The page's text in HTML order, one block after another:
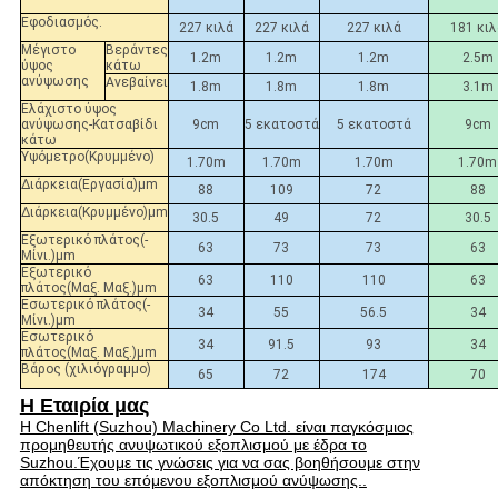
Εφοδιασμός. 227 κιλά 227 κιλά 227 κιλά
181
Μέγιστο
ύψος
ανύψωσης
Βεράντες
κάτω
1.2m 1.2m 1.2m
2.5m
Ανεβαίνει
1.8m 1.8m 1.8m
3.1m
Ελάχιστο ύψος
ανύψωσης-Κατσαβίδι
κάτω
9cm 5 εκατοστά 5 εκατοστά 9cm
Υψόμετρο( Κρυμμένο) 1.70m 1.70m 1.70m
1.70m
Διάρκεια( Εργασία)μm 88 109 72
88
Διάρκεια( Κρυμμένο)μm 30.5 49 72
30.5
Εξωτερικό πλάτος(-
Μίνι.)μm 63 73 73
63
Εξωτερικό
πλάτος( Μαξ. Μαξ.)μm 63 110 110
63
Εσωτερικό πλάτος(-
Μίνι.)μm 34 55 56.5
34
Εσωτερικό
πλάτος( Μαξ. Μαξ.)μm 34 91.5 93
34
Βάρος (χιλιόγραμμο) 65 72 174 70
Η Εταιρία μας
Η Chenlift (Suzhou) Machinery Co Ltd. είναι παγκόσμιος
προμηθευτής ανυψωτικού εξοπλισμού με έδρα το
Suzhou.Έχουμε τις γνώσεις για να σας βοηθήσουμε στην
απόκτηση του επόμενου εξοπλισμού ανύψωσης..